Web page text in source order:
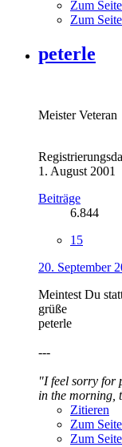
Zum
Zum
peterle
Meister Veteran
1. August 2001
Beiträge
6.844
15
20. September
Meintest Du
grüße
peterle
---
"I feel sorry for
in the morning,
Zitieren
Zum
Zum